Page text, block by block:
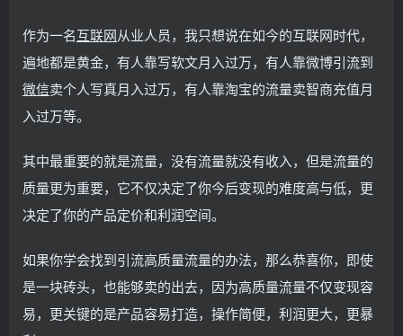
作为一名互联网从业人员，我只想说在如今的互联网时代，
遍地都是黄金，有人靠写软文月入过万，有人靠微博引流到
微信卖个人写真月入过万，有人靠淘宝的流量卖智商充值月
入过万等。
其中最重要的就是流量，没有流量就没有收入，但是流量的
质量更为重要，它不仅决定了你今后变现的难度高与低，更
决定了你的产品定价和利润空间。
如果你学会找到引流高质量流量的办法，那么恭喜你，即使
是一块砖头，也能够卖的出去，因为高质量流量不仅变现容
易，更关键的是产品容易打造，操作简便，利润更大，更暴